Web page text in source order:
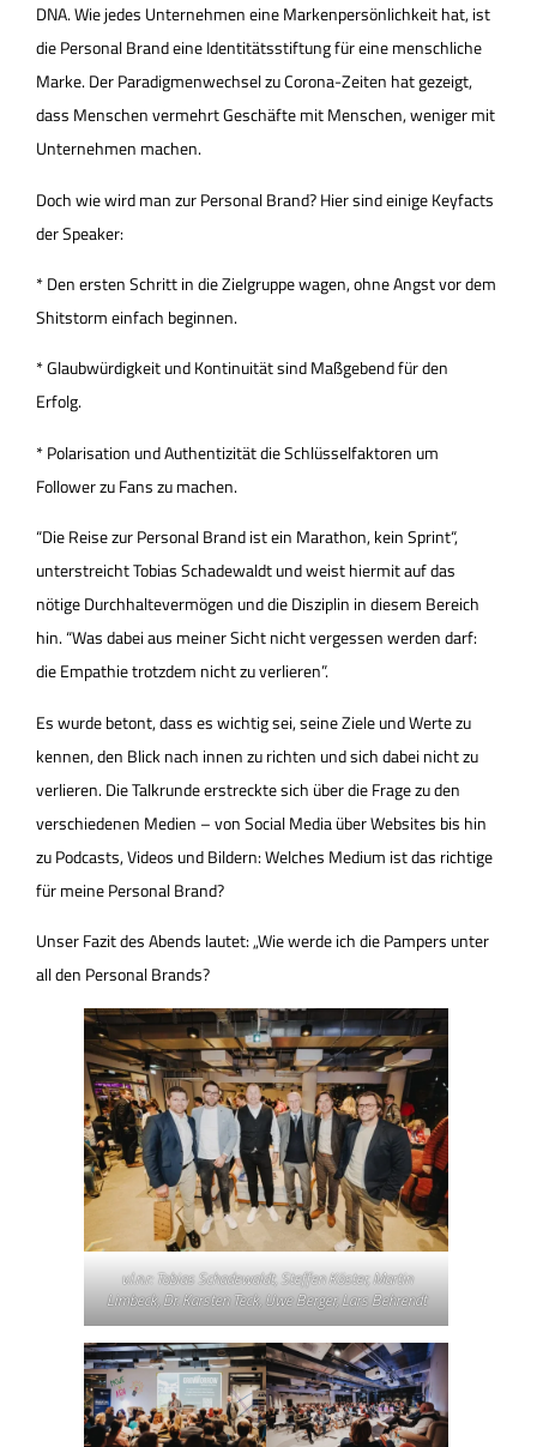
DNA. Wie jedes Unternehmen eine Markenpersönlichkeit hat, ist
die Personal Brand eine Identitätsstiftung für eine menschliche
Marke. Der Paradigmenwechsel zu Corona-Zeiten hat gezeigt,
dass Menschen vermehrt Geschäfte mit Menschen, weniger mit
Unternehmen machen.
Doch wie wird man zur Personal Brand? Hier sind einige Keyfacts
der Speaker:
* Den ersten Schritt in die Zielgruppe wagen, ohne Angst vor dem
Shitstorm einfach beginnen.
* Glaubwürdigkeit und Kontinuität sind Maßgebend für den
Erfolg.
* Polarisation und Authentizität die Schlüsselfaktoren um
Follower zu Fans zu machen.
“Die Reise zur Personal Brand ist ein Marathon, kein Sprint“,
unterstreicht Tobias Schadewaldt und weist hiermit auf das
nötige Durchhaltevermögen und die Disziplin in diesem Bereich
hin. “Was dabei aus meiner Sicht nicht vergessen werden darf:
die Empathie trotzdem nicht zu verlieren”.
Es wurde betont, dass es wichtig sei, seine Ziele und Werte zu
kennen, den Blick nach innen zu richten und sich dabei nicht zu
verlieren. Die Talkrunde erstreckte sich über die Frage zu den
verschiedenen Medien – von Social Media über Websites bis hin
zu Podcasts, Videos und Bildern: Welches Medium ist das richtige
für meine Personal Brand?
Unser Fazit des Abends lautet: „Wie werde ich die Pampers unter
all den Personal Brands?
v.l.n.r: Tobias Schadewaldt, Steffen Köster, Martin
Limbeck, Dr. Karsten Teck, Uwe Berger, Lars Behrendt